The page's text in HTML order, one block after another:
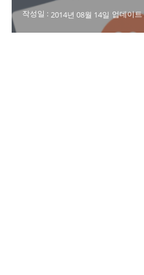
작성일 : 2014년 08월 14일 업데이